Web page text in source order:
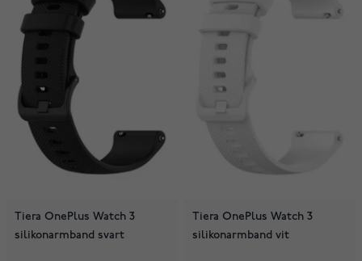
Tiera OnePlus Watch 3
silikonarmband svart
Tiera OnePlus Watch 3
silikonarmband vit